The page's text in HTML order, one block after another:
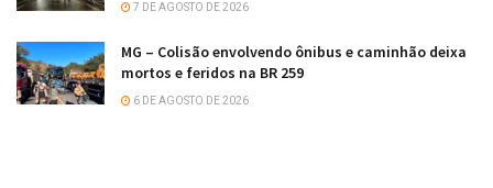
7 DE AGOSTO DE 2026
MG – Colisão envolvendo ônibus e caminhão deixa
mortos e feridos na BR 259
6 DE AGOSTO DE 2026